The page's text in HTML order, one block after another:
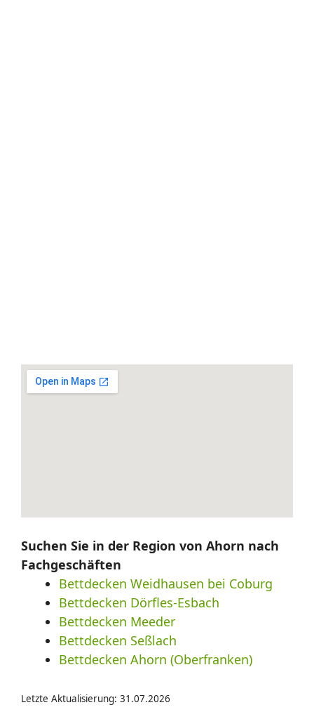
Suchen Sie in der Region von Ahorn nach
Fachgeschäften
Bettdecken Weidhausen bei Coburg
Bettdecken Dörfles-Esbach
Bettdecken Meeder
Bettdecken Seßlach
Bettdecken Ahorn (Oberfranken)
Letzte Aktualisierung: 31.07.2026